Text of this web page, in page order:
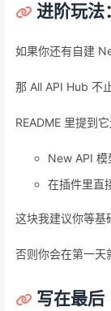
进阶玩法
如果你还有自建
那 All API Hub 不
README 里提到它
New API 模
在插件里直
这块我建议你等基
否则你会在第一天
写在最后